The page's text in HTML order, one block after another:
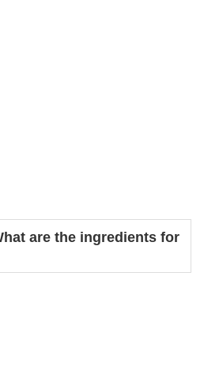
are the ingredients for